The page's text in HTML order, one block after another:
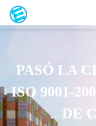
PASÓ LA
ISO 9001-
DE